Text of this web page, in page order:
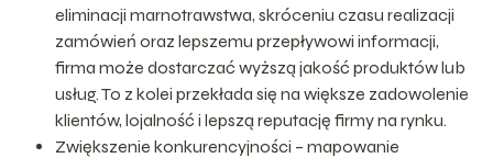
eliminacji marnotrawstwa, skróceniu czasu realizacji
zamówień oraz lepszemu przepływowi informacji,
firma może dostarczać wyższą jakość produktów lub
usług. To z kolei przekłada się na większe zadowolenie
klientów, lojalność i lepszą reputację firmy na rynku.
Zwiększenie konkurencyjności – mapowanie